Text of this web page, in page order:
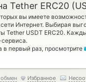
Tether ERC20
вы имеете
Интернет. Выбирая
Tether USDT ERC20.
первый раз, просмотрите
Избранное